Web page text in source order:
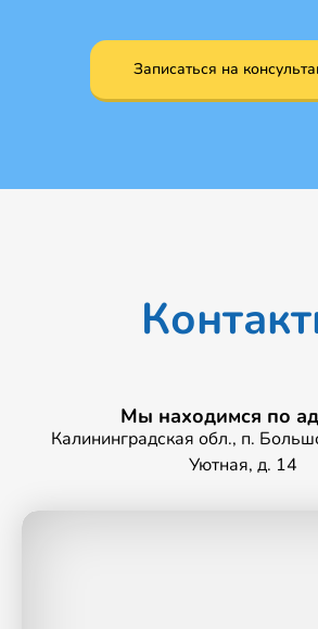
Записаться на
Мы находимся по
Калининградская обл., п.
Уютная, д. 14